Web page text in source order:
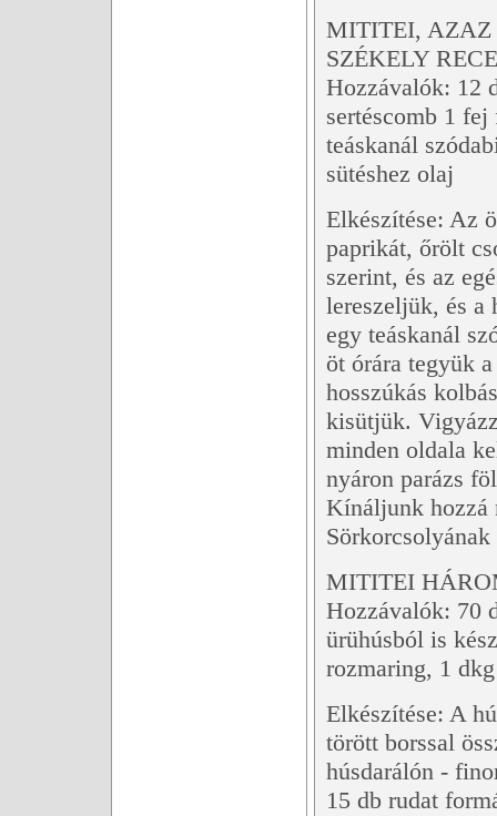
MITITEI, AZAZ
SZÉKELY
Hozzávalók: 12
sertéscomb 1
teáskanál
sütéshez olaj
Elkészítése: Az
paprikát, őrölt
szerint, és az
lereszeljük, és a
egy teáskanál
öt órára tegyük
hosszúkás
kisütjük.
minden oldala
nyáron parázs
Kínáljunk hozzá
MITITEI
Hozzávalók: 70
ürühúsból is
rozmaring, 1
Elkészítése: A
törött borssal
húsdarálón -
15 db rudat